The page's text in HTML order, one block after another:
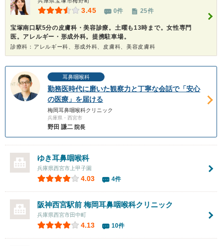
3.45 0件 25件
宝塚南口駅5分の皮膚科・美容診療。土曜も13時まで。女性専門
医。アレルギー・形成外科。提携駐車場。
診療科：アレルギー科、形成外科、皮膚科、美容皮膚科
耳鼻咽喉科
勤務医時代に磨いた観察力と丁寧な会話で「安心
の医療」を届ける
梅岡耳鼻咽喉科クリニック
兵庫県・西宮市
野田 謙二 院長
ゆき耳鼻咽喉科
兵庫県西宮市上甲子園
4.03 4件
阪神西宮駅前 梅岡耳鼻咽喉科クリニック
兵庫県西宮市田中町
4.13 10件